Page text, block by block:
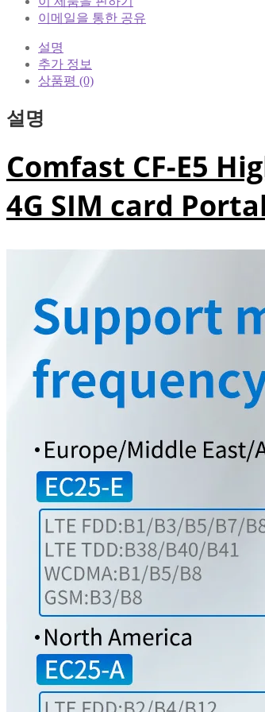
이메일을 통한 공유
설명
추가 정보
상품평 (0)
설명
Comfast CF-E5
4G SIM card